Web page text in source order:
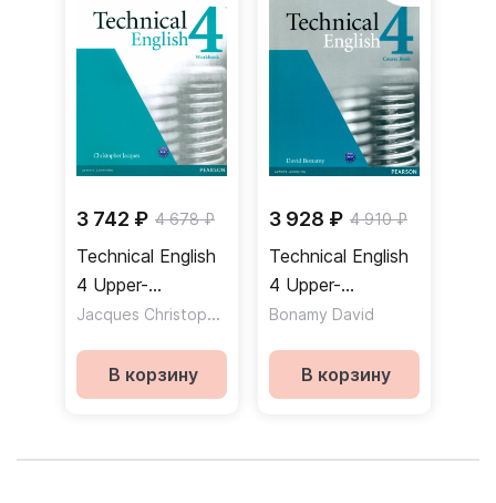
3 742 ₽ 4 678 ₽
Technical English
4 Upper-
Intermediate
key + CD /
Рабочая тетрадь
Jacques Christopher
В корзину
3 928 ₽ 4 910 ₽
Technical English
4 Upper-
Intermediate
Учебник
Bonamy David
В корзину